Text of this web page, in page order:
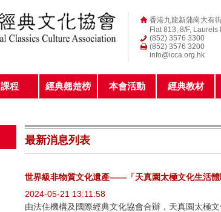
香港九龍新蒲崗大有
Flat 813, 8/F,
(852) 3576 3300
(852) 3576 3200
info@icca.org.hk
課程 經典翹楚榜 本會活動 經典教材
最新消息列表
世界級非物質文化遺產——「天真園太極文化生活體
2024-05-21 13:11:58
由法住機構及國際經典文化協會合辦，天真園太